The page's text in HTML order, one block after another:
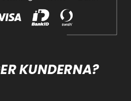
KUNDERNA?